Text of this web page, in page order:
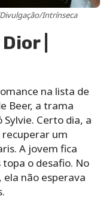
Intrínseca
|
na lista de
Beer, a trama
Sylvie. Certo dia, a
um
A jovem fica
o desafio. No
não esperava